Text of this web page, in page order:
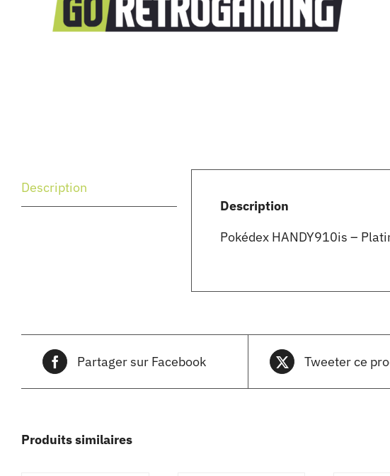
Description
Description
Pokédex HANDY910is –
Partager sur Facebook Tweeter ce
Produits similaires